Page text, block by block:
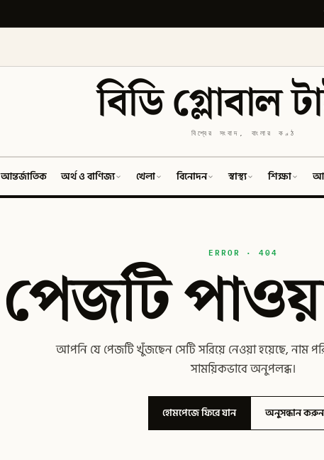
বিডি গ্লোবাল
বিশ্বের সংবাদ, বাংলার কণ্ঠ
আন্তর্জাতিক অর্থ ও বাণিজ্য খেলা বিনোদন স্বাস্থ্য শিক্ষা
ERROR · 404
পেজটি
আপনি যে পেজটি খুঁজছেন সেটি সরিয়ে নেওয়া হয়েছে, নাম
সাময়িকভাবে অনুপলব্ধ।
হোমপেজে ফিরে যান অনুসন্ধান করুন